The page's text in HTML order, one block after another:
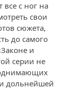
с ног на
свои
сюжета,
до самого
и
серии не
дольнейшей